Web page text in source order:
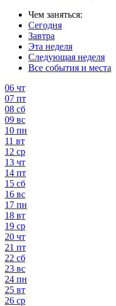
Чем заняться:
Сегодня
Завтра
Эта неделя
Следующая неделя
Все события и места
06 чт
07 пт
08 сб
09 вс
10 пн
11 вт
12 ср
13 чт
14 пт
15 сб
16 вс
17 пн
18 вт
19 ср
20 чт
21 пт
22 сб
23 вс
24 пн
25 вт
26 ср